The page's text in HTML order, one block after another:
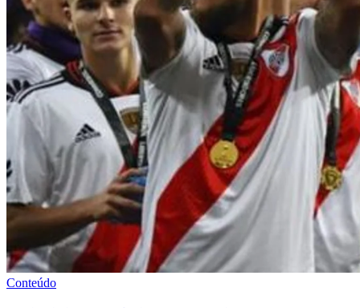
Conteúdo